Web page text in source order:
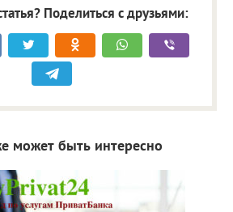
Поделиться с друзьями:
может быть интересно